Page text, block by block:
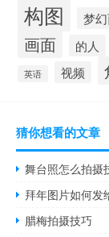
构图 梦
画面 的人
英语 视频
猜你想看的文章
舞台照怎么拍摄
拜年图片如何发
腊梅拍摄技巧